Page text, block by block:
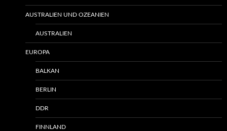
AUSTRALIEN UND OZEANIEN
AUSTRALIEN
EUROPA
BALKAN
BERLIN
DDR
FINNLAND